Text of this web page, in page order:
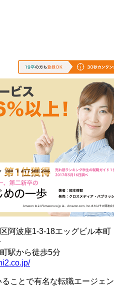
阿波座1-3-18エッグビル本町
駅から徒歩5分
ことで有名な転職エージェン